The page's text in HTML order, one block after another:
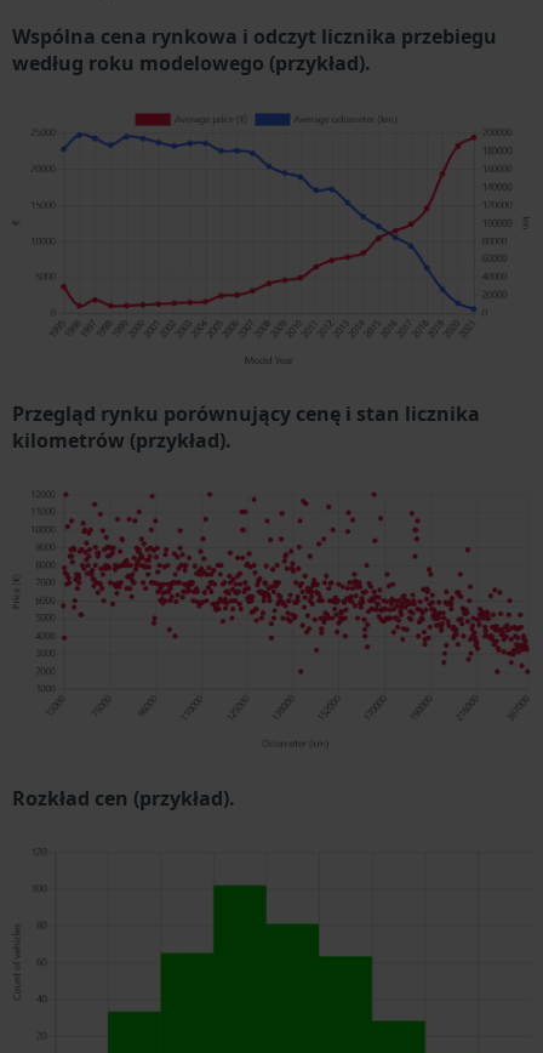
Wspólna cena rynkowa i odczyt licznika przebiegu
według roku modelowego (przykład).
Przegląd rynku porównujący cenę i stan licznika
kilometrów (przykład).
Rozkład cen (przykład).